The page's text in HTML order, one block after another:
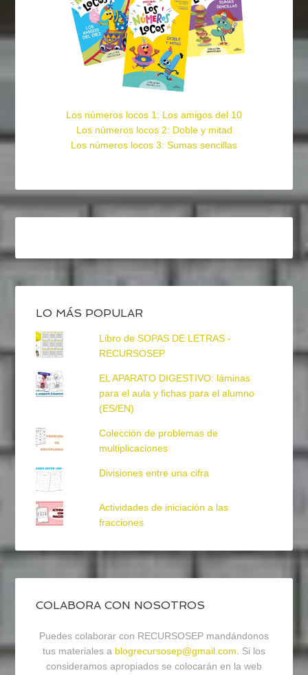
Los números locos 1: Los amigos del 10
Los números locos 2: Doble y mitad
Los números locos 3: Sumas sencillas
LO MÁS POPULAR
Libro de SOPAS DE LETRAS -
RECURSOSEP
EL APARATO DIGESTIVO: láminas
para el aula y fichas para el alumno
(ES/EN)
Colección de problemas de
multiplicaciones
Divisiones entre una cifra
Actividades de iniciación a las
fracciones
COLABORA CON NOSOTROS
Puedes colaborar con RECURSOSEP mandándonos
tus materiales a blogrecursosep@gmail.com. Si los
consideramos apropiados se colocarán en la web